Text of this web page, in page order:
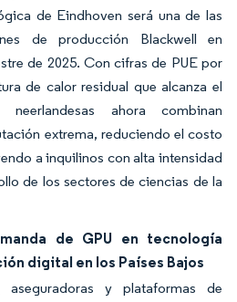
de Eindhoven será una de las
de producción Blackwell en
de 2025. Con cifras de PUE por
de calor residual que alcanza el
ahora combinan
extrema, reduciendo el costo
a inquilinos con alta intensidad
de los sectores de ciencias de la
de GPU en tecnología
digital en los Países Bajos
aseguradoras y plataformas de